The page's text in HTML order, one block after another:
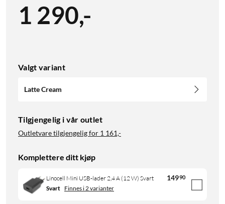
1 290,-
Valgt variant
Latte Cream
Tilgjengelig i vår outlet
Outletvare tilgjengelig for 1 161,-
Komplettere ditt kjøp
Linocell Mini USB-lader 2,4 A (12 W) Svart 14990
Svart Finnes i 2 varianter